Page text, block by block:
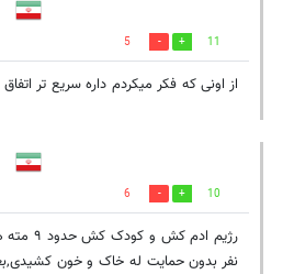
11
5
از اونی که فکر میکردم داره سریع تر
10
6
نفر بدون حمایت له خاک و خون کشیدی,بعد